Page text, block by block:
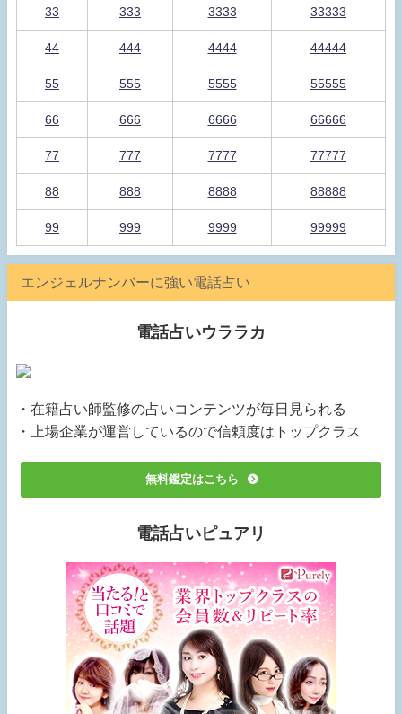
33 333 3333 33333
44 444 4444 44444
55 555 5555 55555
66 666 6666 66666
77 777 7777 77777
88 888 8888 88888
99 999 9999 99999
エンジェルナンバーに強い電話占い
電話占いウララカ
・在籍占い師監修の占いコンテンツが毎日見られる
・上場企業が運営しているので信頼度はトップクラス
無料鑑定はこちら
電話占いピュアリ